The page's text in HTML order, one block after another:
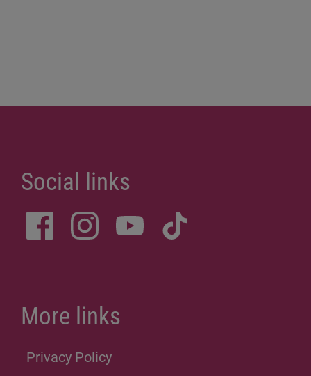
More links
Privacy Policy
Donations
Accessibility Statement